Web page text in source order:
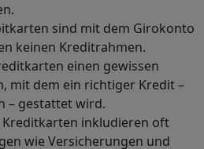
sind mit dem Girokonto
keinen Kreditrahmen.
einen gewissen
mit dem ein richtiger Kredit –
– gestattet wird.
Kreditkarten inkludieren oft
wie Versicherungen und